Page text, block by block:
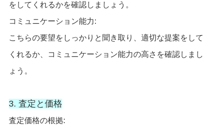
をしてくれるかを確認しましょう。
コミュニケーション能力:
こちらの要望をしっかりと聞き取り、適切な提案をして
くれるか、コミュニケーション能力の高さを確認しまし
ょう。
3. 査定と価格
査定価格の根拠: